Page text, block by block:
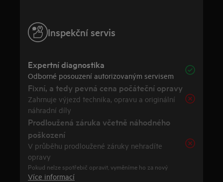
Inspekční servis
Expertní diagnostika
Odborné posouzení autorizovaným servisem
Fixní, a tedy pevná cena počáteční opravy
Zahrnuje výjezd technika, opravu a originální
náhradní díly
Prodloužená záruka včetně náhodného
poškození
V průběhu prodloužené záruky nehradíte
opravy
Pokud nelze spotřebič opravit, vyměníme ho za nový
Více informací